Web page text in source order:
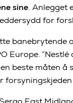
sine. Anlegget
for
banebrytende
Europe. ”Nestlé
beste måten